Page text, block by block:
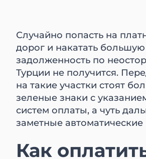
Случайно попасть на
дорог и накатать большую
задолженность по
Турции не получится.
на такие участки стоят
зеленые знаки с
систем оплаты, а чуть
заметные автоматические
Как